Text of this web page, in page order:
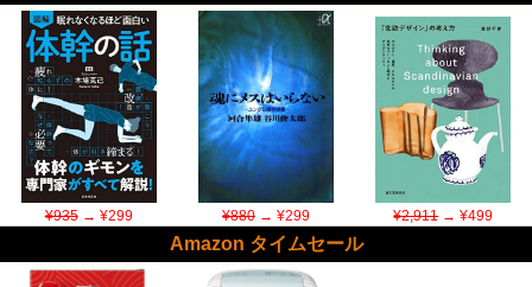
¥935→ ¥299 ¥880→ ¥299 ¥2,911→ ¥499
Amazon タイムセール